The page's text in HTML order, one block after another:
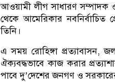
আওয়ামী লীগ সাধারণ সম্পাদক
থেকে আমেরিকার নবনির্বাচিত
তিনি।
এ সময় রোহিঙ্গা প্রত্যাবাসন,
ঐক্যবদ্ধভাবে কাজ করার
পাবে দু’দেশের জনগণ ও